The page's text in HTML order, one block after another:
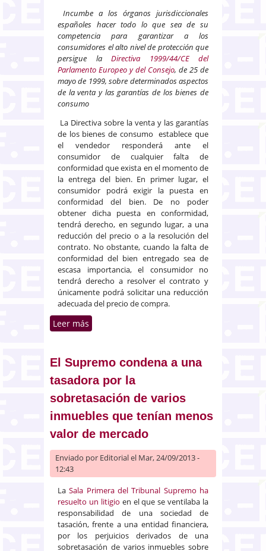
Incumbe a los órganos jurisdiccionales
españoles hacer todo lo que sea de su
competencia para garantizar a los
consumidores el alto nivel de protección que
persigue la Directiva 1999/44/CE del
Parlamento Europeo y del Consejo, de 25 de
mayo de 1999, sobre determinados aspectos
de la venta y las garantías de los bienes de
consumo
La Directiva sobre la venta y las garantías
de los bienes de consumo establece que
el vendedor responderá ante el
consumidor de cualquier falta de
conformidad que exista en el momento de
la entrega del bien. En primer lugar, el
consumidor podrá exigir la puesta en
conformidad del bien. De no poder
obtener dicha puesta en conformidad,
tendrá derecho, en segundo lugar, a una
reducción del precio o a la resolución del
contrato. No obstante, cuando la falta de
conformidad del bien entregado sea de
escasa importancia, el consumidor no
tendrá derecho a resolver el contrato y
únicamente podrá solicitar una reducción
adecuada del precio de compra.
Leer más
la venta y las garantías de los
bienes de consumo
El Supremo condena a una
tasadora por la
sobretasación de varios
inmuebles que tenían menos
valor de mercado
Enviado por Editorialel Mar, 24/09/2013 -
12:43
LaSala Primera del Tribunal Supremo ha
resuelto un litigio en el que se ventilaba la
responsabilidad de una sociedad de
tasación, frente a una entidad financiera,
por los perjuicios derivados de una
sobretasación de varios inmuebles sobre